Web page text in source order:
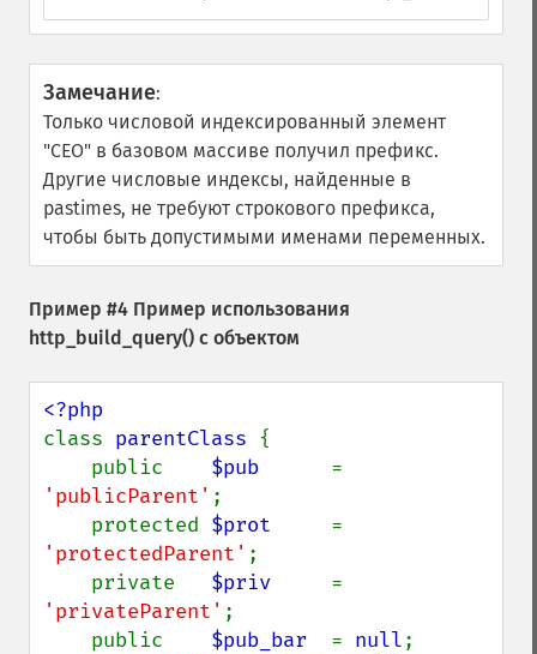
Замечание:
Только числовой индексированный элемент
"CEO" в базовом массиве получил префикс.
Другие числовые индексы, найденные в
pastimes, не требуют строкового префикса,
чтобы быть допустимыми именами переменных.
Пример #4 Пример использования
http_build_query() с объектом
class parentClass {
    public
$pub
'publicParent' ;
    protected
$prot
'protectedParent' ;
    private
$priv
'privateParent' ;
    public
$pub_bar = null;